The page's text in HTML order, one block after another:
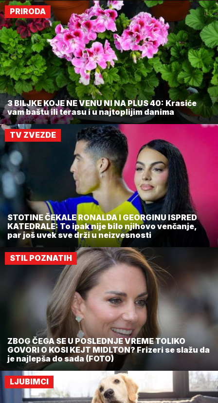
PRIRODA
3 BILJKE KOJE NE VENU NI NA PLUS 40: Krasiće
vam baštu ili terasu i u najtoplijim danima
TV ZVEZDE
STOTINE ČEKALE RONALDA I GEORGINU ISPRED
KATEDRALE: To ipak nije bilo njihovo venčanje,
par još uvek sve drži u neizvesnosti
STIL POZNATIH
ZBOG ČEGA SE U POSLEDNJE VREME TOLIKO
GOVORI O KOSI KEJT MIDLTON? Frizeri se slažu da
je najlepša do sada (FOTO)
LJUBIMCI